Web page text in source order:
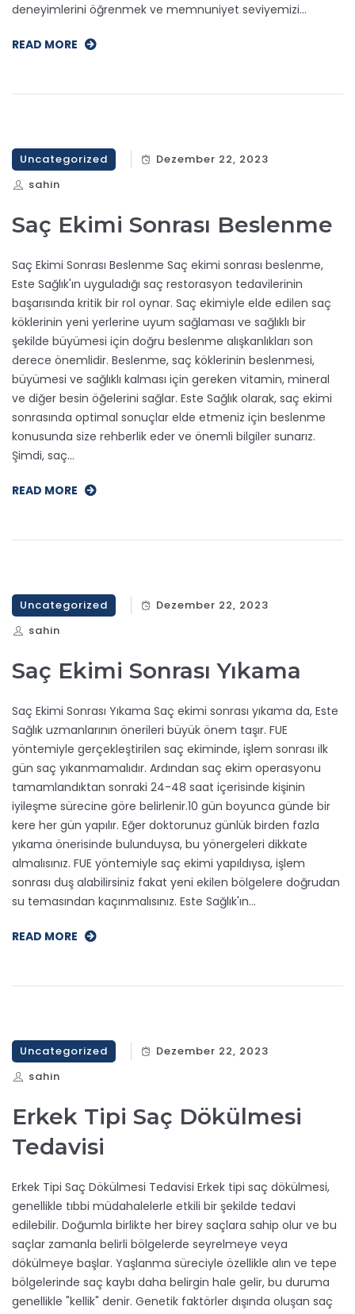
deneyimlerini öğrenmek ve memnuniyet seviyemizi…
READ MORE
Uncategorized
Dezember 22, 2023
sahin
Saç Ekimi Sonrası Beslenme
Saç Ekimi Sonrası Beslenme Saç ekimi sonrası beslenme,
Este Sağlık'ın uyguladığı saç restorasyon tedavilerinin
başarısında kritik bir rol oynar. Saç ekimiyle elde edilen saç
köklerinin yeni yerlerine uyum sağlaması ve sağlıklı bir
şekilde büyümesi için doğru beslenme alışkanlıkları son
derece önemlidir. Beslenme, saç köklerinin beslenmesi,
büyümesi ve sağlıklı kalması için gereken vitamin, mineral
ve diğer besin öğelerini sağlar. Este Sağlık olarak, saç ekimi
sonrasında optimal sonuçlar elde etmeniz için beslenme
konusunda size rehberlik eder ve önemli bilgiler sunarız.
Şimdi, saç…
READ MORE
Uncategorized
Dezember 22, 2023
sahin
Saç Ekimi Sonrası Yıkama
Saç Ekimi Sonrası Yıkama Saç ekimi sonrası yıkama da, Este
Sağlık uzmanlarının önerileri büyük önem taşır. FUE
yöntemiyle gerçekleştirilen saç ekiminde, işlem sonrası ilk
gün saç yıkanmamalıdır. Ardından saç ekim operasyonu
tamamlandıktan sonraki 24-48 saat içerisinde kişinin
iyileşme sürecine göre belirlenir.10 gün boyunca günde bir
kere her gün yapılır. Eğer doktorunuz günlük birden fazla
yıkama önerisinde bulunduysa, bu yönergeleri dikkate
almalısınız. FUE yöntemiyle saç ekimi yapıldıysa, işlem
sonrası duş alabilirsiniz fakat yeni ekilen bölgelere doğrudan
su temasından kaçınmalısınız. Este Sağlık'ın…
READ MORE
Uncategorized
Dezember 22, 2023
sahin
Erkek Tipi Saç Dökülmesi
Tedavisi
Erkek Tipi Saç Dökülmesi Tedavisi Erkek tipi saç dökülmesi,
genellikle tıbbi müdahalelerle etkili bir şekilde tedavi
edilebilir. Doğumla birlikte her birey saçlara sahip olur ve bu
saçlar zamanla belirli bölgelerde seyrelmeye veya
dökülmeye başlar. Yaşlanma süreciyle özellikle alın ve tepe
bölgelerinde saç kaybı daha belirgin hale gelir, bu duruma
genellikle "kellik" denir. Genetik faktörler dışında oluşan saç